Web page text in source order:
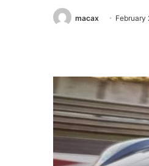
macax February